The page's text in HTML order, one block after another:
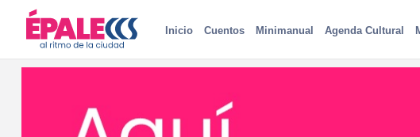
Inicio Cuentos Minimanual Agenda Cultural